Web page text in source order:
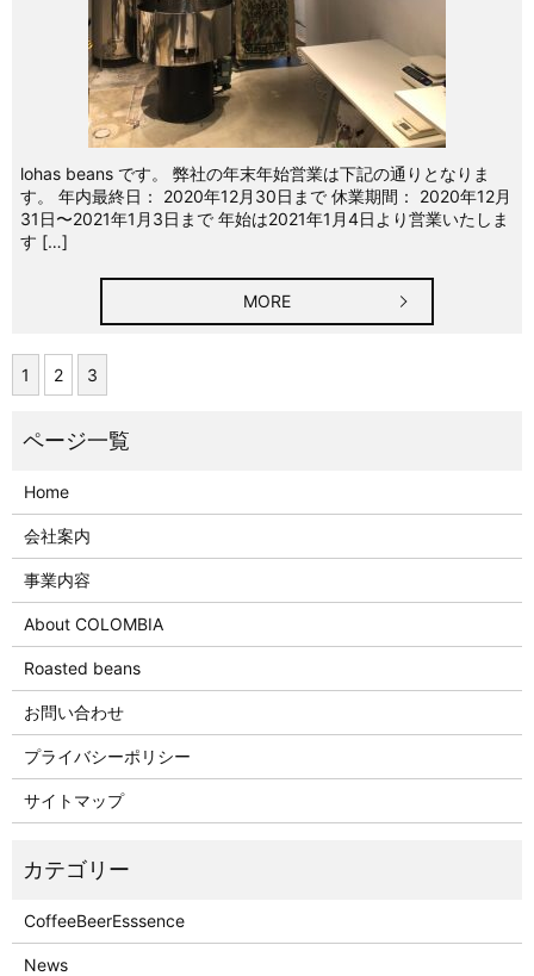
lohas beans です。 弊社の年末年始営業は下記の通りとなりま
す。 年内最終日： 2020年12月30日まで 休業期間： 2020年12月
31日〜2021年1月3日まで 年始は2021年1月4日より営業いたしま
す […]
MORE
1 2 3
Home
会社案内
事業内容
About COLOMBIA
Roasted beans
お問い合わせ
プライバシーポリシー
サイトマップ
CoffeeBeerEsssence
News